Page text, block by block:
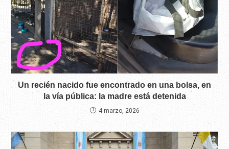
Un recién nacido fue encontrado en una bolsa, en
la vía pública: la madre está detenida
4 marzo, 2026